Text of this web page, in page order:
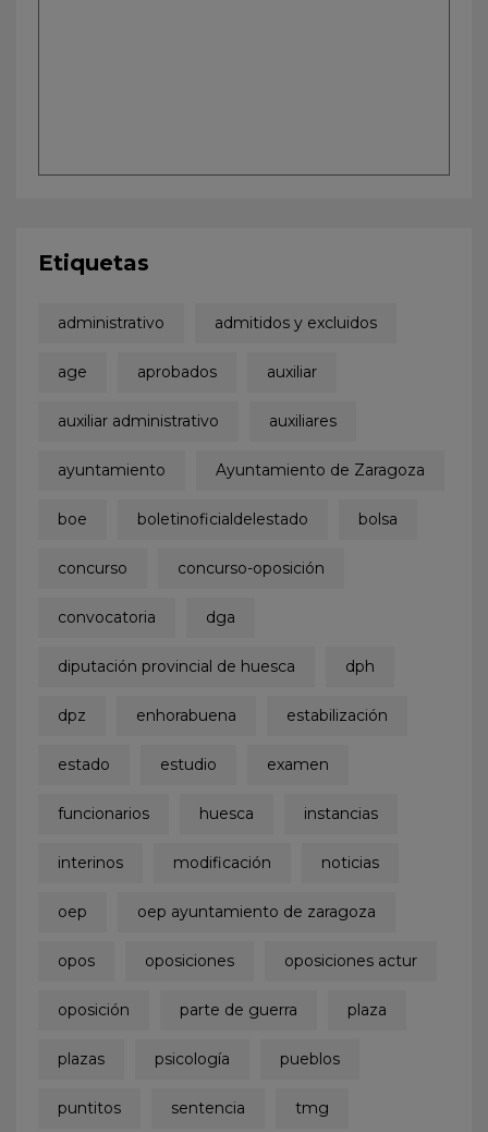
Etiquetas
administrativo admitidos y excluidos
age aprobados auxiliar
auxiliar administrativo auxiliares
ayuntamiento Ayuntamiento de Zaragoza
boe boletinoficialdelestado bolsa
concurso concurso-oposición
convocatoria dga
diputación provincial de huesca dph
dpz enhorabuena estabilización
estado estudio examen
funcionarios huesca instancias
interinos modificación noticias
oep oep ayuntamiento de zaragoza
opos oposiciones oposiciones actur
oposición parte de guerra plaza
plazas psicología pueblos
puntitos sentencia tmg